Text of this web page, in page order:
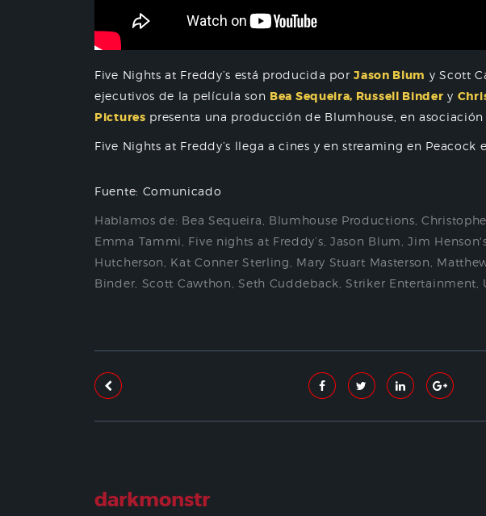
Five Nights at Freddy’s está producida porJason Blum y Scott
ejecutivos de la película son Bea Sequeira, Russell Binder y
Pictures presenta una producción de Blumhouse, en asociación
Five Nights at Freddy’s llega a cines y en streaming en Peacock
Fuente: Comunicado
Hablamos de: Bea Sequeira Blumhouse Productions ,
Emma Tammi
Five nights at Freddy’s Jason Blum ,Jim
Hutcherson
Kat Conner Sterling Mary Stuart Masterson
Binder Scott Cawthon ,Seth Cuddeback ,Striker Entertainment
darkmonstr